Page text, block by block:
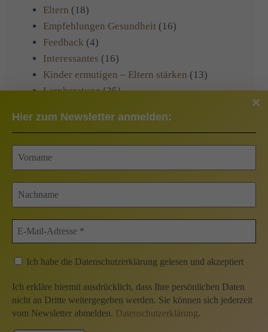
Hier zum Newsletter anmelden:
Ich habe die Datenschutzerklärung gelesen und akzeptiert
Ich erkläre hiermit ausdrücklich, dass Ihre persönlichen Daten
nicht an Dritte weitergegeben werden. Sie können sich jederzeit
vom Newsletter abmelden. Datenschutzerklärung.
Eltern (18)
Empfehlungen Gesundheit (16)
Feedback (4)
Interessantes (16)
Kinder ermutigen – Eltern stärken (13)
Lernberatung(25)
Rezepte(1)
Datenschutzerklärung
Datenschutz soziale Medien